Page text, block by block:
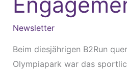
Newsletter
Beim diesjährigen B2Run
Olympiapark war das
Engagement
dabei